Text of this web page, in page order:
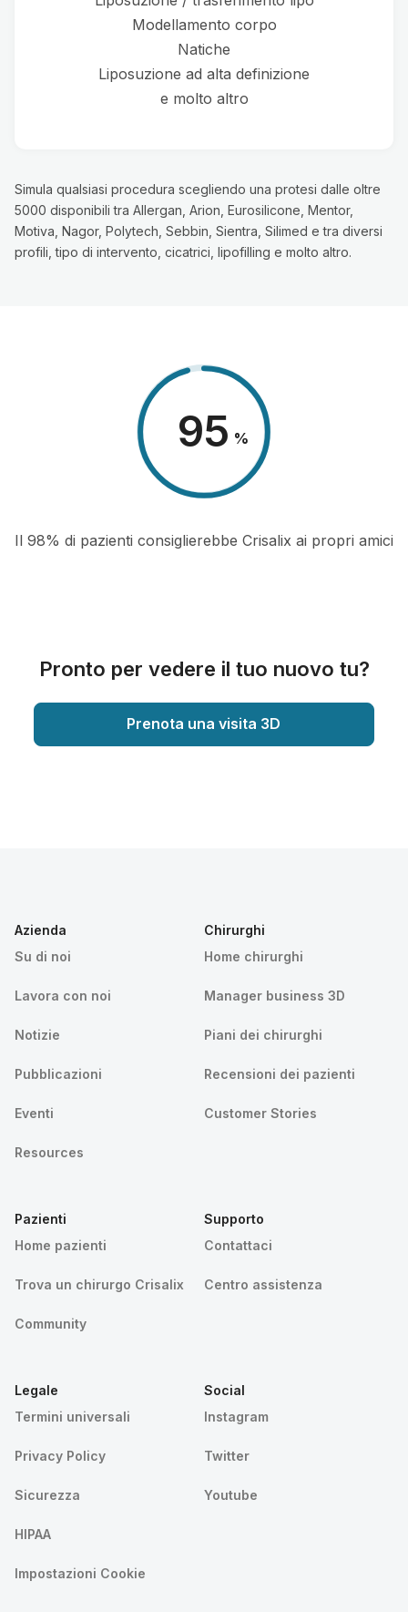
Modellamento corpo
Natiche
Liposuzione ad alta definizione
e molto altro
Simula qualsiasi procedura scegliendo una protesi dalle oltre
5000 disponibili tra Allergan, Arion, Eurosilicone, Mentor,
Motiva, Nagor, Polytech, Sebbin, Sientra, Silimed e tra diversi
profili, tipo di intervento, cicatrici, lipofilling e molto altro.
98 %
Il 98% di pazienti consiglierebbe Crisalix ai propri amici
Pronto per vedere il tuo nuovo tu?
Prenota una visita 3D
Azienda
Su di noi
Lavora con noi
Notizie
Pubblicazioni
Eventi
Resources
Chirurghi
Home chirurghi
Manager business 3D
Piani dei chirurghi
Recensioni dei pazienti
Customer Stories
Pazienti
Home pazienti
Trova un chirurgo Crisalix
Community
Supporto
Contattaci
Centro assistenza
Legale
Termini universali
Privacy Policy
Sicurezza
HIPAA
Impostazioni Cookie
Social
Instagram
Twitter
Youtube